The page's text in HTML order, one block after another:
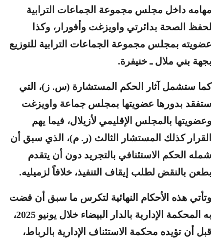
مهامه داخل مجلس مجموعة الجماعات الترابية
لحفظ الصحة بدائرتي واويزغت وأفورار، وكذا
عضويته بمجلس مجموعة الجماعات الترابية للتوزيع
بجهة بني ملال ـ خنيفرة.
كما ستشمل آثار الحكم المستشارة (س. ز)، التي
ستفقد بدورها عضويتها بمجلس جماعة واويزغت
وعضويتها بالمجلس الإقليمي لأزيلال، فيما يهم
القرار كذلك المستشار الثالث (ر. م)، الذي سبق أن
شمله الحكم الاستئنافي بالتجريد دون أن يتقدم
بطعن بالنقض لطلب إيقاف التنفيذ، خلافاً لزميليه.
وتأتي هذه الأحكام النهائية لتكرس ما سبق أن قضت
به المحكمة الإدارية بالدار البيضاء خلال يونيو 2025،
قبل أن تؤيده محكمة الاستئناف الإدارية بالرباط،